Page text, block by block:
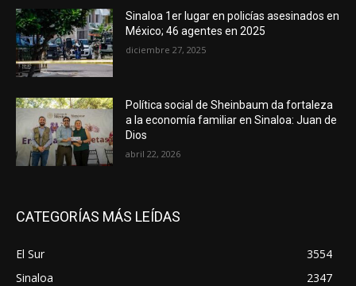
Sinaloa 1er lugar en policías asesinados en
México; 46 agentes en 2025
diciembre 27, 2025
Política social de Sheinbaum da fortaleza
a la economía familiar en Sinaloa: Juan de
Dios
abril 22, 2026
CATEGORÍAS MÁS LEÍDAS
El Sur
3554
Sinaloa
2347